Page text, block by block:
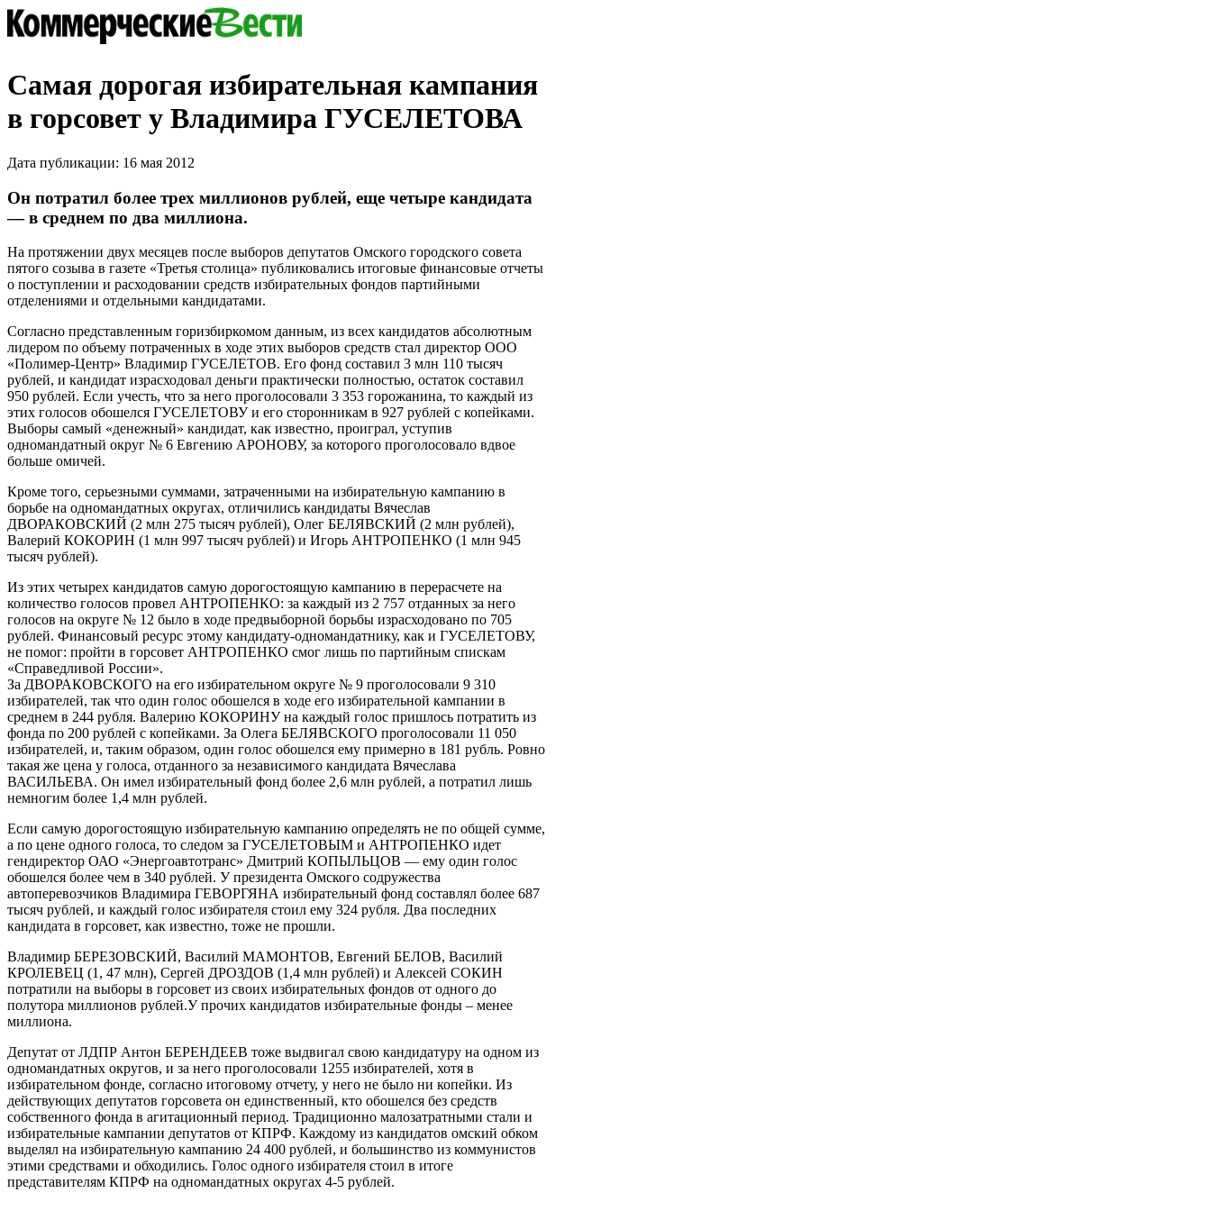
Самая дорогая избирательная кампания
в горсовет у Владимира ГУСЕЛЕТОВА
Дата публикации: 16 мая 2012
Он потратил более трех миллионов рублей, еще четыре кандидата
— в среднем по два миллиона.
На протяжении двух месяцев после выборов депутатов Омского городского совета
пятого созыва в газете «Третья столица» публиковались итоговые финансовые отчеты
о поступлении и расходовании средств избирательных фондов партийными
отделениями и отдельными кандидатами.
Согласно представленным горизбиркомом данным, из всех кандидатов абсолютным
лидером по объему потраченных в ходе этих выборов средств стал директор ООО
«Полимер-Центр» Владимир ГУСЕЛЕТОВ. Его фонд составил 3 млн 110 тысяч
рублей, и кандидат израсходовал деньги практически полностью, остаток составил
950 рублей. Если учесть, что за него проголосовали 3 353 горожанина, то каждый из
этих голосов обошелся ГУСЕЛЕТОВУ и его сторонникам в 927 рублей с копейками.
Выборы самый «денежный» кандидат, как известно, проиграл, уступив
одномандатный округ № 6 Евгению АРОНОВУ, за которого проголосовало вдвое
больше омичей.
Кроме того, серьезными суммами, затраченными на избирательную кампанию в
борьбе на одномандатных округах, отличились кандидаты Вячеслав
ДВОРАКОВСКИЙ (2 млн 275 тысяч рублей), Олег БЕЛЯВСКИЙ (2 млн рублей),
Валерий КОКОРИН (1 млн 997 тысяч рублей) и Игорь АНТРОПЕНКО (1 млн 945
тысяч рублей).
Из этих четырех кандидатов самую дорогостоящую кампанию в перерасчете на
количество голосов провел АНТРОПЕНКО: за каждый из 2 757 отданных за него
голосов на округе № 12 было в ходе предвыборной борьбы израсходовано по 705
рублей. Финансовый ресурс этому кандидату-одномандатнику, как и ГУСЕЛЕТОВУ,
не помог: пройти в горсовет АНТРОПЕНКО смог лишь по партийным спискам
«Справедливой России».
За ДВОРАКОВСКОГО на его избирательном округе № 9 проголосовали 9 310
избирателей, так что один голос обошелся в ходе его избирательной кампании в
среднем в 244 рубля. Валерию КОКОРИНУ на каждый голос пришлось потратить из
фонда по 200 рублей с копейками. За Олега БЕЛЯВСКОГО проголосовали 11 050
избирателей, и, таким образом, один голос обошелся ему примерно в 181 рубль. Ровно
такая же цена у голоса, отданного за независимого кандидата Вячеслава
ВАСИЛЬЕВА. Он имел избирательный фонд более 2,6 млн рублей, а потратил лишь
немногим более 1,4 млн рублей.
Если самую дорогостоящую избирательную кампанию определять не по общей сумме,
а по цене одного голоса, то следом за ГУСЕЛЕТОВЫМ и АНТРОПЕНКО идет
гендиректор ОАО «Энергоавтотранс» Дмитрий КОПЫЛЬЦОВ — ему один голос
обошелся более чем в 340 рублей. У президента Омского содружества
автоперевозчиков Владимира ГЕВОРГЯНА избирательный фонд составлял более 687
тысяч рублей, и каждый голос избирателя стоил ему 324 рубля. Два последних
кандидата в горсовет, как известно, тоже не прошли.
Владимир БЕРЕЗОВСКИЙ, Василий МАМОНТОВ, Евгений БЕЛОВ, Василий
КРОЛЕВЕЦ (1, 47 млн), Сергей ДРОЗДОВ (1,4 млн рублей) и Алексей СОКИН
потратили на выборы в горсовет из своих избирательных фондов от одного до
полутора миллионов рублей.У прочих кандидатов избирательные фонды – менее
миллиона.
Депутат от ЛДПР Антон БЕРЕНДЕЕВ тоже выдвигал свою кандидатуру на одном из
одномандатных округов, и за него проголосовали 1255 избирателей, хотя в
избирательном фонде, согласно итоговому отчету, у него не было ни копейки. Из
действующих депутатов горсовета он единственный, кто обошелся без средств
собственного фонда в агитационный период. Традиционно малозатратными стали и
избирательные кампании депутатов от КПРФ. Каждому из кандидатов омский обком
выделял на избирательную кампанию 24 400 рублей, и большинство из коммунистов
этими средствами и обходились. Голос одного избирателя стоил в итоге
представителям КПРФ на одномандатных округах 4-5 рублей.